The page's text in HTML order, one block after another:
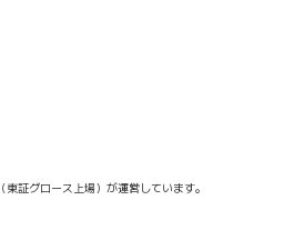
証グロース上場）が運営しています。